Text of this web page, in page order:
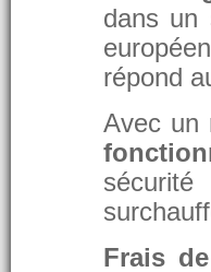
dans un
répond
Avec un
Frais